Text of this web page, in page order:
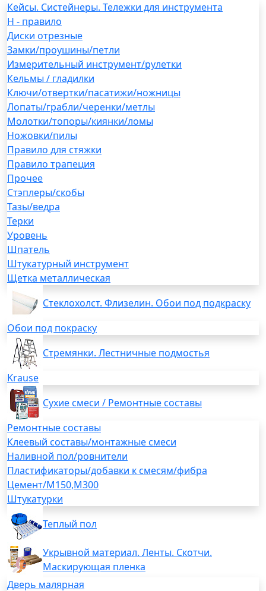
Кейсы. Систейнеры. Тележки для инструмента
H - правило
Диски отрезные
Замки/проушины/петли
Измерительный инструмент/рулетки
Кельмы / гладилки
Ключи/отвертки/пасатижи/ножницы
Лопаты/грабли/черенки/метлы
Молотки/топоры/киянки/ломы
Ножовки/пилы
Правило для стяжки
Правило трапеция
Прочее
Стэплеры/скобы
Тазы/ведра
Терки
Уровень
Шпатель
Штукатурный инструмент
Щетка металлическая
Стеклохолст. Флизелин. Обои под подкраску
Обои под покраску
Стремянки. Лестничные подмостья
Krause
Сухие смеси / Ремонтные составы
Ремонтные составы
Клеевый составы/монтажные смеси
Наливной пол/ровнители
Пластификаторы/добавки к смесям/фибра
Цемент/М150,М300
Штукатурки
Теплый пол
Укрывной материал. Ленты. Скотчи.
Маскирующая пленка
Дверь малярная